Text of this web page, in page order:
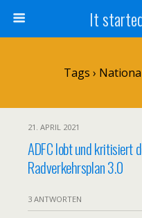
It
Tags ›
21. APRIL 2021
ADFC lobt und kritisiert
Radverkehrsplan 3.0
3 ANTWORTEN